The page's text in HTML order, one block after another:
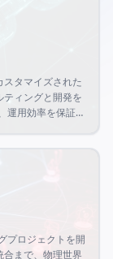
タマイズされた
ィングと開発を
運用効率を保証す
プロジェクトを開
まで、物理世界